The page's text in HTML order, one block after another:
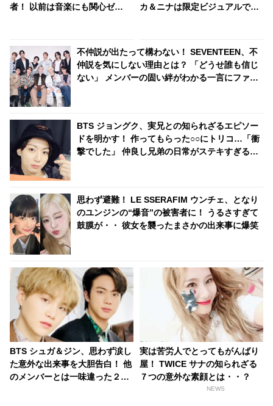
者！ 以前は音楽にも関心ゼ
カ＆ニナは限定ビジュアルでク
不仲説が出たって構わない！ SEVENTEEN、不
仲説を気にしない理由とは？ 「どうせ誰も信じ
ない」 メンバーの固い絆がわかる一言にファン
BTS ジョングク、実兄との知られざるエピソー
ドを明かす！ 作ってもらった○○にトリコ…「衝
撃でした」 仲良し兄弟の日常がステキすぎると
思わず避難！ LE SSERAFIM ウンチェ、となり
のユンジンの“爆音”の被害者に！ うるさすぎて
鼓膜が・・ 彼女を襲ったまさかの出来事に爆笑
BTS シュガ＆ジン、思わず涙し
た意外な出来事を大胆告白！ 他
のメンバーとは一味違った２人
実は苦労人でとってもがんばり
屋！ TWICE サナの知られざる
７つの意外な素顔とは・・？
NEWS